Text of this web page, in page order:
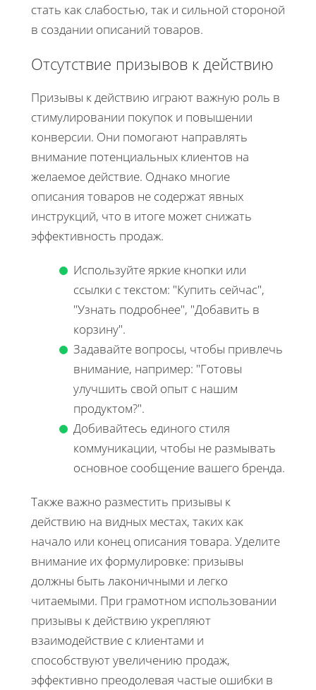
стать как слабостью, так и сильной стороной
в создании описаний товаров.
Отсутствие призывов к действию
Призывы к действию играют важную роль в
стимулировании покупок и повышении
конверсии. Они помогают направлять
внимание потенциальных клиентов на
желаемое действие. Однако многие
описания товаров не содержат явных
инструкций, что в итоге может снижать
эффективность продаж.
Используйте яркие кнопки или
ссылки с текстом: "Купить сейчас",
"Узнать подробнее", "Добавить в
корзину".
Задавайте вопросы, чтобы привлечь
внимание, например: "Готовы
улучшить свой опыт с нашим
продуктом?".
Добивайтесь единого стиля
коммуникации, чтобы не размывать
основное сообщение вашего бренда.
Также важно разместить призывы к
действию на видных местах, таких как
начало или конец описания товара. Уделите
внимание их формулировке: призывы
должны быть лаконичными и легко
читаемыми. При грамотном использовании
призывы к действию укрепляют
взаимодействие с клиентами и
способствуют увеличению продаж,
эффективно преодолевая частые ошибки в